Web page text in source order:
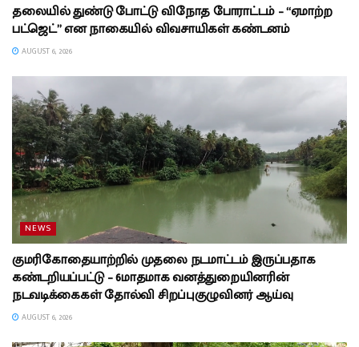
தலையில் துண்டு போட்டு விநோத போராட்டம் – “ஏமாற்ற
பட்ஜெட்” என நாகையில் விவசாயிகள் கண்டனம்
AUGUST 6, 2026
NEWS
குமரிகோதையாற்றில் முதலை நடமாட்டம் இருப்பதாக
கண்டறியப்பட்டு – 6மாதமாக வனத்துறையினரின்
நடவடிக்கைகள் தோல்வி சிறப்புகுழுவினர் ஆய்வு
AUGUST 6, 2026